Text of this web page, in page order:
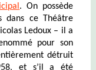
. On possède
dans ce Théâtre
Ledoux – il a
pour son
détruit
et s’il a été